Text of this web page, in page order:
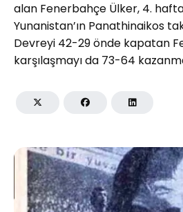
alan Fenerbahçe Ülker, 4.
Yunanistan’ın Panathinaikos
Devreyi 42-29 önde kapatan
karşılaşmayı da 73-64